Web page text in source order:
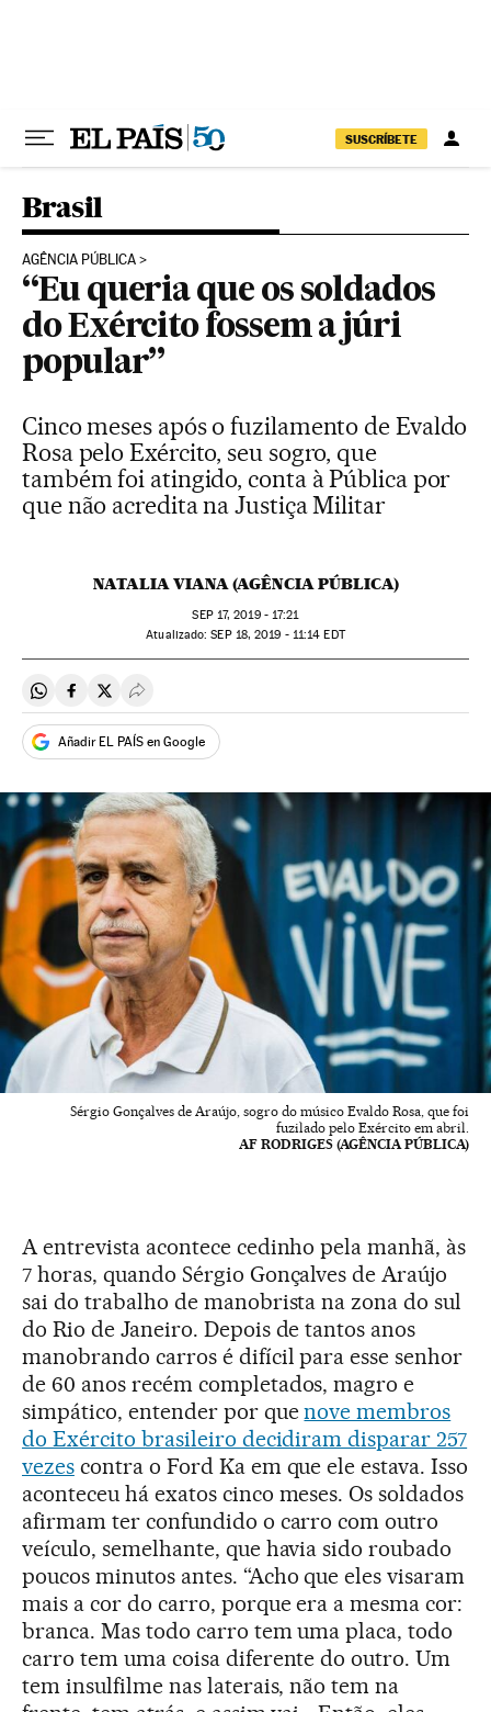
SUSCRÍBETE
Brasil
AGÊNCIA PÚBLICA
“Eu queria que os soldados
do Exército fossem a júri
popular”
Cinco meses após o fuzilamento de Evaldo
Rosa pelo Exército, seu sogro, que
também foi atingido, conta à Pública por
que não acredita na Justiça Militar
NATALIA VIANA (AGÊNCIA PÚBLICA)
SEP17, 2019 - 17:21
atualizado: SEP18, 2019 - 11:14 EDT
Compartir en Whatsapp
Compartir en Facebook
Compartir en Twitter
Desplegar Redes Sociales
Añadir EL PAÍS en Google
Sérgio Gonçalves de Araújo, sogro do músico Evaldo Rosa, que foi
fuzilado pelo Exército em abril.
AF RODRIGES (AGÊNCIA PÚBLICA)
A entrevista acontece cedinho pela manhã, às
7 horas, quando Sérgio Gonçalves de Araújo
sai do trabalho de manobrista na zona do sul
do Rio de Janeiro. Depois de tantos anos
manobrando carros é difícil para esse senhor
de 60 anos recém completados, magro e
simpático, entender por quenove membros
do Exército brasileiro decidiram disparar 257
vezescontra o Ford Ka em que ele estava. Isso
aconteceu há exatos cinco meses. Os soldados
afirmam ter confundido o carro com outro
veículo, semelhante, que havia sido roubado
poucos minutos antes. “Acho que eles visaram
mais a cor do carro, porque era a mesma cor:
branca. Mas todo carro tem uma placa, todo
carro tem uma coisa diferente do outro. Um
tem insulfilme nas laterais, não tem na